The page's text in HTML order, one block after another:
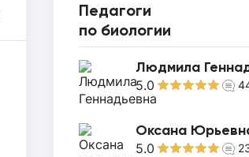
Педагоги
по биологии
Людмила
5.0
Оксана
5.0